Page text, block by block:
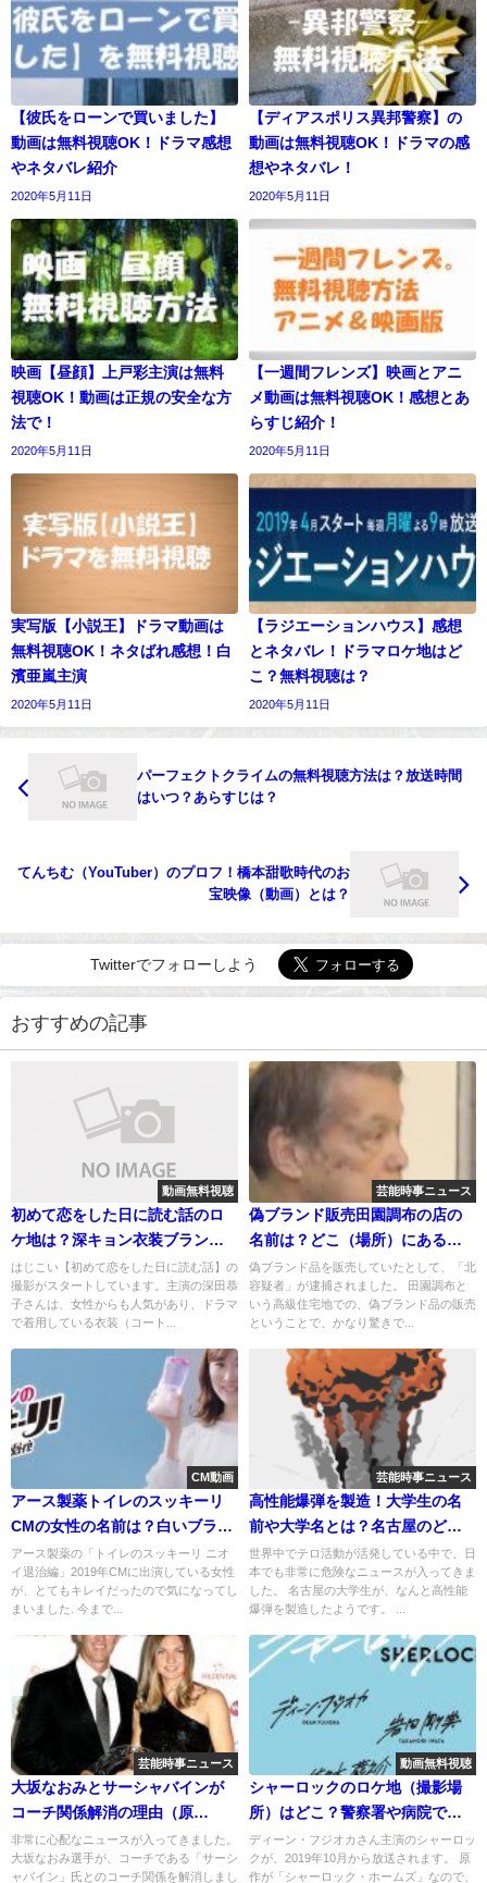
【彼氏をローンで買いました】
動画は無料視聴OK！ドラマ感想
やネタバレ紹介
2020年5月11日
【ディアスポリス異邦警察】の
動画は無料視聴OK！ドラマの感
想やネタバレ！
2020年5月11日
映画【昼顔】上戸彩主演は無料
視聴OK！動画は正規の安全な方
法で！
2020年5月11日
【一週間フレンズ】映画とアニ
メ動画は無料視聴OK！感想とあ
らすじ紹介！
2020年5月11日
実写版【小説王】ドラマ動画は
無料視聴OK！ネタばれ感想！白
濱亜嵐主演
2020年5月11日
【ラジエーションハウス】感想
とネタバレ！ドラマロケ地はど
こ？無料視聴は？
2020年5月11日
パーフェクトクライムの無料視聴方法は？放送時間
はいつ？あらすじは？
てんちむ（YouTuber）のプロフ！橋本甜歌時代のお
宝映像（動画）とは？
Twitterでフォローしよう
おすすめの記事
動画無料視聴
初めて恋をした日に読む話のロ
ケ地は？深キョン衣装ブランド
は？（ブラウスなど）
はじこい【初めて恋をした日に読む話】の
撮影がスタートしています。主演の深田恭
子さんは、女性からも人気があり、ドラマ
で着用している衣装（コート...
芸能時事ニュース
偽ブランド販売田園調布の店の
名前は？どこ（場所）にある？
北容疑者とは？
偽ブランド品を販売していたとして、「北
容疑者」が逮捕されました。 田園調布と
いう高級住宅地での、偽ブランド品の販売
ということで、かなり驚きで...
CM動画
アース製薬トイレのスッキーリ
CMの女性の名前は？白いブラウ
スは誰？
アース製薬の「トイレのスッキーリ ニオ
イ退治編」2019年CMに出演している女性
が、とてもキレイだったので気になってし
まいました. 今まで...
芸能時事ニュース
高性能爆弾を製造！大学生の名
前や大学名とは？名古屋のど
こ？
世界中でテロ活動が活発している中で、日
本でも非常に危険なニュースが入ってきま
した。 名古屋の大学生が、なんと高性能
爆弾を製造したようです。 ...
芸能時事ニュース
大坂なおみとサーシャバインが
コーチ関係解消の理由（原
因）！ケンカ分かれなのか？
非常に心配なニュースが入ってきました。
大坂なおみ選手が、コーチである「サーシ
ャバイン」氏とのコーチ関係を解消しまし
動画無料視聴
シャーロックのロケ地（撮影場
所）はどこ？警察署や病院で目
撃情報は？
ディーン・フジオカさん主演のシャーロッ
クが、2019年10月から放送されます。 原
作が「シャーロック・ホームズ」なので、